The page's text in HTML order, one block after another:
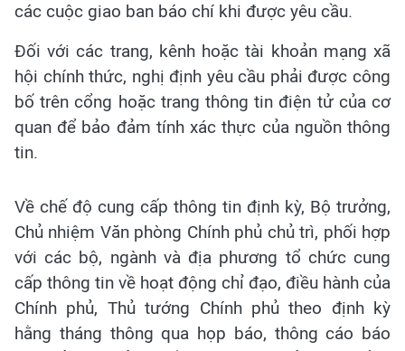
các cuộc giao ban báo chí khi được yêu cầu.
Đối với các trang, kênh hoặc tài khoản mạng xã
hội chính thức, nghị định yêu cầu phải được công
bố trên cổng hoặc trang thông tin điện tử của cơ
quan để bảo đảm tính xác thực của nguồn thông
tin.
Về chế độ cung cấp thông tin định kỳ, Bộ trưởng,
Chủ nhiệm Văn phòng Chính phủ chủ trì, phối hợp
với các bộ, ngành và địa phương tổ chức cung
cấp thông tin về hoạt động chỉ đạo, điều hành của
Chính phủ, Thủ tướng Chính phủ theo định kỳ
hằng tháng thông qua họp báo, thông cáo báo